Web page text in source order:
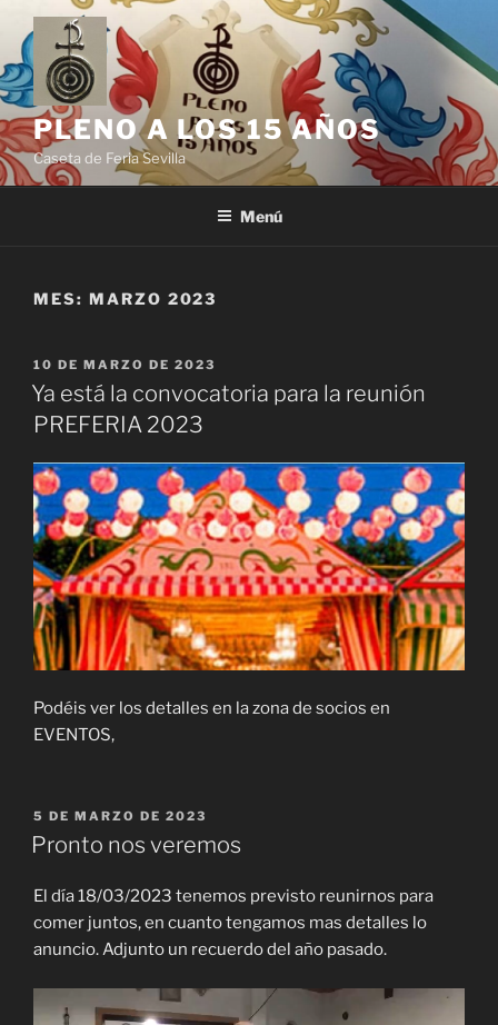
Saltar
contenido
PLENO A LOS 15 AÑOS
Caseta de Feria Sevilla
Menú
MES: MARZO 2023
PUBLICADO
EL
10 DE MARZO DE 2023
Ya está la convocatoria para la reunión
PREFERIA 2023
Podéis ver los detalles en la zona de socios en
EVENTOS,
PUBLICADO
EL
5 DE MARZO DE 2023
Pronto nos veremos
El día 18/03/2023 tenemos previsto reunirnos para
comer juntos, en cuanto tengamos mas detalles lo
anuncio. Adjunto un recuerdo del año pasado.